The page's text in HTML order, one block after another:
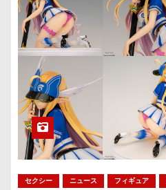
セクシー ニュース フィギュア